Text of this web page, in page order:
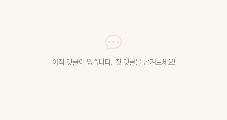
아직 댓글이 없습니다. 첫 댓글을 남겨보세요!